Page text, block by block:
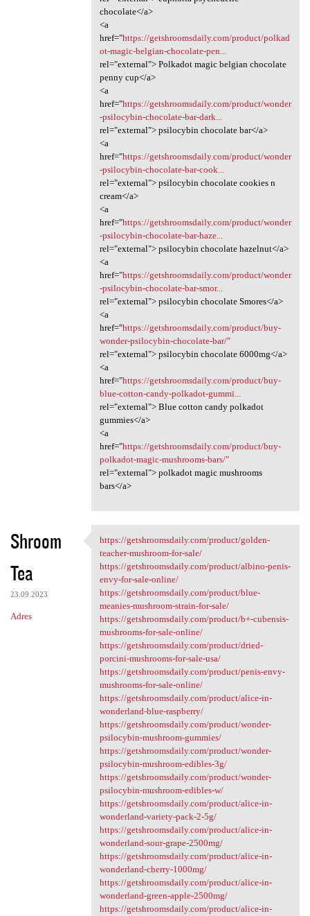
chocolate</a>
<a
href="https://getshroomsdaily.com/product/polkad
ot-magic-belgian-chocolate-pen...
rel="external"> Polkadot magic belgian chocolate
penny cup</a>
<a
href="https://getshroomsdaily.com/product/wonder
-psilocybin-chocolate-bar-dark...
rel="external"> psilocybin chocolate bar</a>
<a
href="https://getshroomsdaily.com/product/wonder
-psilocybin-chocolate-bar-cook...
rel="external"> psilocybin chocolate cookies n
cream</a>
<a
href="https://getshroomsdaily.com/product/wonder
-psilocybin-chocolate-bar-haze...
rel="external"> psilocybin chocolate hazelnut</a>
<a
href="https://getshroomsdaily.com/product/wonder
-psilocybin-chocolate-bar-smor...
rel="external"> psilocybin chocolate Smores</a>
<a
href="https://getshroomsdaily.com/product/buy-
wonder-psilocybin-chocolate-bar/"
rel="external"> psilocybin chocolate 6000mg</a>
<a
href="https://getshroomsdaily.com/product/buy-
blue-cotton-candy-polkadot-gummi...
rel="external"> Blue cotton candy polkadot
gummies</a>
<a
href="https://getshroomsdaily.com/product/buy-
polkadot-magic-mushrooms-bars/"
rel="external"> polkadot magic mushrooms
bars</a>
Shroom
Tea
23.09.2023
Adres
https://getshroomsdaily.com
https://getshroomsdaily.com/product/golden-
teacher-mushroom-for-sale/
https://getshroomsdaily.com/product/albino-penis-
envy-for-sale-online/
https://getshroomsdaily.com/product/blue-
meanies-mushroom-strain-for-sale/
https://getshroomsdaily.com/product/b+-cubensis-
mushrooms-for-sale-online/
https://getshroomsdaily.com/product/dried-
porcini-mushrooms-for-sale-usa/
https://getshroomsdaily.com/product/penis-envy-
mushrooms-for-sale-online/
https://getshroomsdaily.com/product/alice-in-
wonderland-blue-raspberry/
https://getshroomsdaily.com/product/wonder-
psilocybin-mushroom-gummies/
https://getshroomsdaily.com/product/wonder-
psilocybin-mushroom-edibles-3g/
https://getshroomsdaily.com/product/wonder-
psilocybin-mushroom-edibles-w/
https://getshroomsdaily.com/product/alice-in-
wonderland-variety-pack-2-5g/
https://getshroomsdaily.com/product/alice-in-
wonderland-sour-grape-2500mg/
https://getshroomsdaily.com/product/alice-in-
wonderland-cherry-1000mg/
https://getshroomsdaily.com/product/alice-in-
wonderland-green-apple-2500mg/
https://getshroomsdaily.com/product/alice-in-